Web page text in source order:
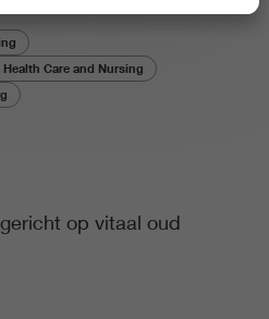
Care and Nursing
op vitaal oud